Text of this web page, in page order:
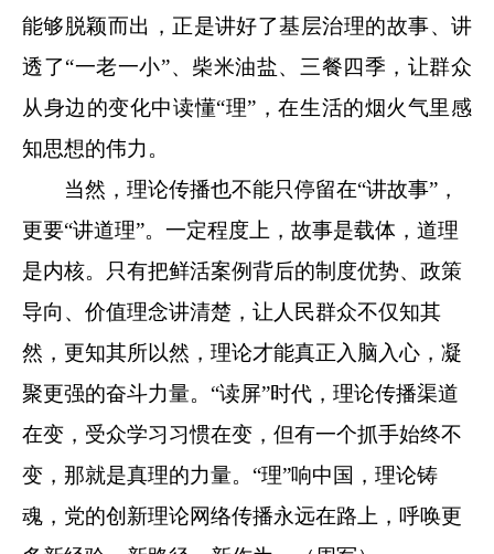
能够脱颖而出，正是讲好了基层治理的故事、讲
透了“一老一小”、柴米油盐、三餐四季，让群众
从身边的变化中读懂“理”，在生活的烟火气里感
知思想的伟力。
当然，理论传播也不能只停留在“讲故事”，
更要“讲道理”。一定程度上，故事是载体，道理
是内核。只有把鲜活案例背后的制度优势、政策
导向、价值理念讲清楚，让人民群众不仅知其
然，更知其所以然，理论才能真正入脑入心，凝
聚更强的奋斗力量。“读屏”时代，理论传播渠道
在变，受众学习习惯在变，但有一个抓手始终不
变，那就是真理的力量。“理”响中国，理论铸
魂，党的创新理论网络传播永远在路上，呼唤更